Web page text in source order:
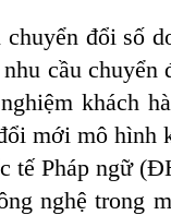
đổi số
cầu chuyển
khách
mới mô hình
tế Pháp ngữ
nghệ trong